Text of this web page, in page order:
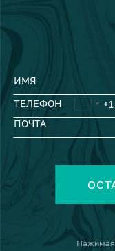
ИМЯ
ТЕЛЕФОН
ПОЧТА